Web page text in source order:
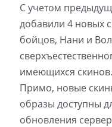
С учетом
добавили 4 новых
бойцов, Нани и
имеющихся
Примо, новые
образы доступны
обновления